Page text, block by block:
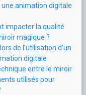
une animation digitale
impacter la qualité
magique ?
de l’utilisation d’un
digitale
entre le miroir
utilisés pour